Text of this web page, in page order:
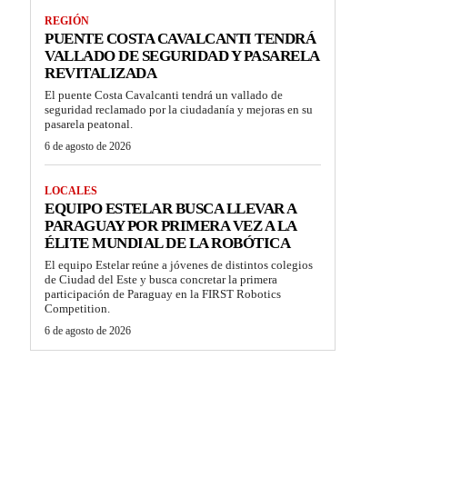
REGIÓN
PUENTE COSTA CAVALCANTI TENDRÁ
VALLADO DE SEGURIDAD Y PASARELA
REVITALIZADA
El puente Costa Cavalcanti tendrá un vallado de
seguridad reclamado por la ciudadanía y mejoras en su
pasarela peatonal.
6 de agosto de 2026
LOCALES
EQUIPO ESTELAR BUSCA LLEVAR A
PARAGUAY POR PRIMERA VEZ A LA
ÉLITE MUNDIAL DE LA ROBÓTICA
El equipo Estelar reúne a jóvenes de distintos colegios
de Ciudad del Este y busca concretar la primera
participación de Paraguay en la FIRST Robotics
Competition.
6 de agosto de 2026